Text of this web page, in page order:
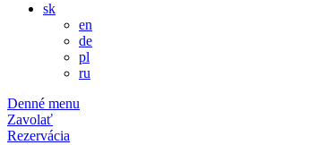
sk
en
de
pl
ru
Denné menu
Zavolať
Rezervácia